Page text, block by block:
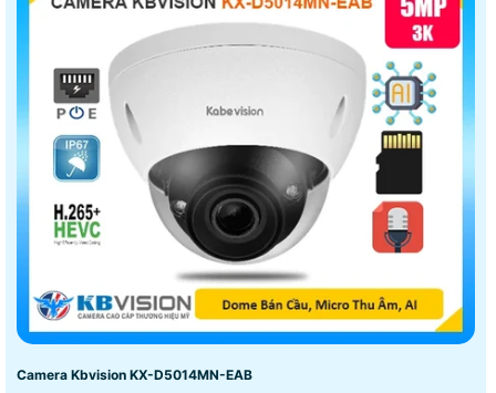
Camera Kbvision KX-D5014MN-EAB